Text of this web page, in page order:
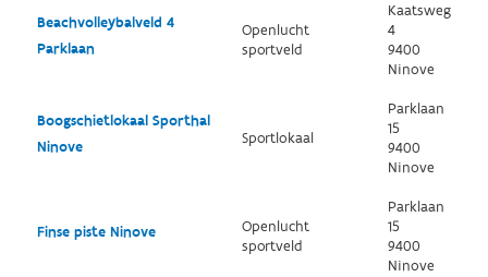
Beachvolleybalveld 4
Parklaan
Openlucht
sportveld
Kaatsweg
4
9400
Ninove
Boogschietlokaal Sporthal
Ninove
Sportlokaal
Parklaan
15
9400
Ninove
Finse piste Ninove
Openlucht
sportveld
Parklaan
15
9400
Ninove